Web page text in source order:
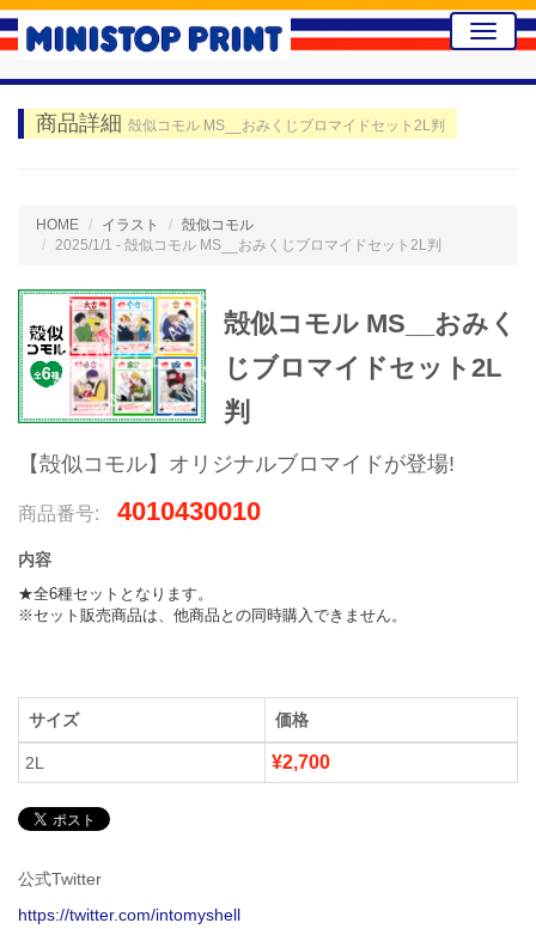
Toggle
商品詳細 殻似コモル MS__おみくじブロマイドセット2L判
HOME イラスト
殻似コモル
2025/1/1 - 殻似コモル MS__おみくじブロマイドセット2L判
殻似コモル MS__おみく
じブロマイドセット2L
判
【殻似コモル】オリジナルブロマイドが登場!
商品番号: 4010430010
内容
★全6種セットとなります。
※セット販売商品は、他商品との同時購入できません。
サイズ 価格
2L ¥2,700
公式Twitter
https://twitter.com/intomyshell